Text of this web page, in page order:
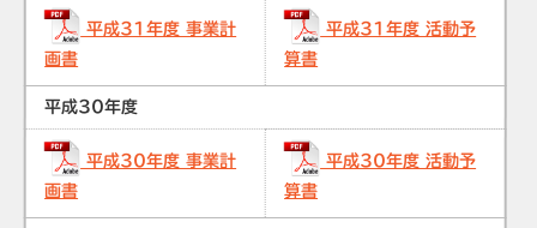
平成31年度 事業計
画書
平成31年度 活動予
算書
平成30年度
平成30年度 事業計
画書
平成30年度 活動予
算書